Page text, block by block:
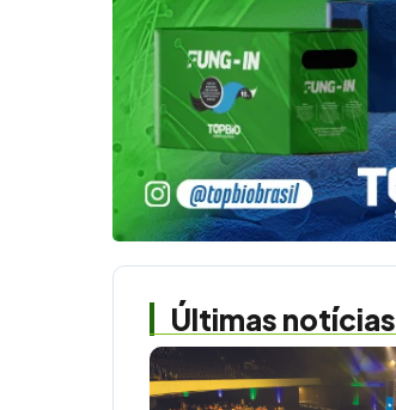
Últimas notícias